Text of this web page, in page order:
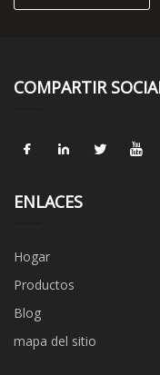
COMPARTIR
ENLACES
Hogar
Productos
Blog
mapa del sitio